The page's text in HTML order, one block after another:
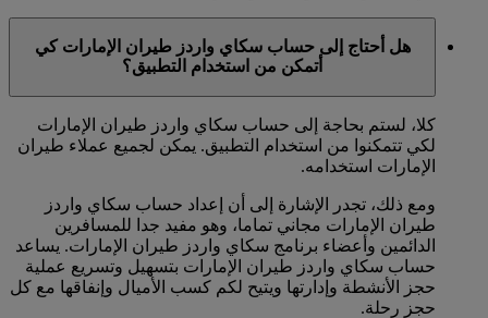
هل أحتاج إلى حساب سكاي واردز طيران الإمارات كي
أتمكن من استخدام التطبيق؟
كلا، لستم بحاجة إلى حساب سكاي واردز طيران الإمارات
لكي تتمكنوا من استخدام التطبيق. يمكن لجميع عملاء طيران
الإمارات استخدامه.
ومع ذلك، تجدر الإشارة إلى أن إعداد حساب سكاي واردز
طيران الإمارات مجاني تماما، وهو مفيد جدا للمسافرين
الدائمين وأعضاء برنامج سكاي واردز طيران الإمارات. يساعد
حساب سكاي واردز طيران الإمارات بتسهيل وتسريع عملية
حجز الأنشطة وإدارتها ويتيح لكم كسب الأميال وإنفاقها مع كل
حجز رحلة.